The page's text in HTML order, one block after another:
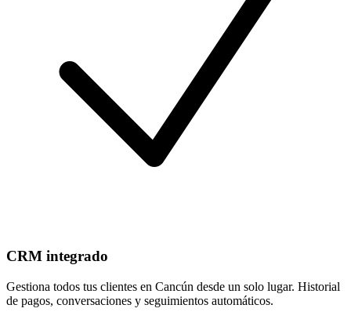
CRM integrado
Gestiona todos tus clientes en Cancún desde un solo lugar. Historial
de pagos, conversaciones y seguimientos automáticos.